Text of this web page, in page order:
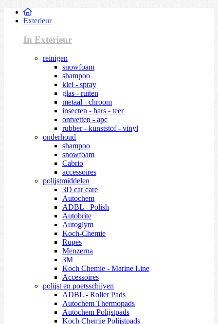
Exterieur
In Exterieur
reinigen
snowfoam
shampoo
klei - spray
glas - ruiten
metaal - chroom
insecten - hars - teer
ontvetten - apc
rubber - kunststof - vinyl
onderhoud
shampoo
snowfoam
Cabrio
accessoires
polijstmiddelen
3D car care
Autochem
ADBL - Polish
Autobrite
Autoglym
Koch-Chemie
Rupes
Menzerna
3M
Koch Chemie - Marine Line
Accessoires
polijst en poetsschijven
ADBL - Roller Pads
Autochem Thermopads
Autochem Polijstpads
Koch Chemie Polijstpads